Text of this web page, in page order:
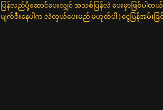
ပြန်လည်ပို့ဆောင်ပေးလျှင် အသစ်ပြန်လဲ ပေးမှာဖြစ်ပါ
ပျက်စီးနေပါက လဲလှယ်ပေးမည် မဟုတ်ပါ ) ငွေပြန်အမ်းခြင်